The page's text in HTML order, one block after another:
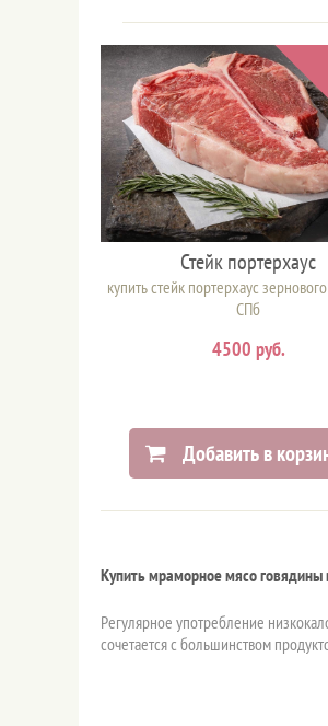
Стейк портерхаус
купить стейк портерхаус
СПб
4500 руб.
Добавить в
Купить мраморное мясо говядины
Регулярное употребление
сочетается с большинством